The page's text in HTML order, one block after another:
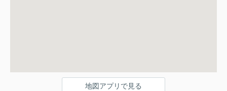
地図アプリで見る